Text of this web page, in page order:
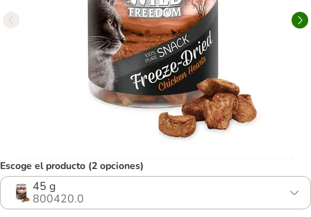
Escoge el producto (2 opciones)
45 g
800420.0